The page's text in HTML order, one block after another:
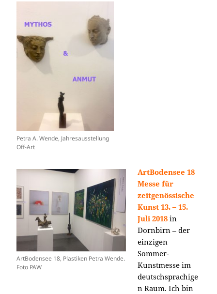
Petra A. Wende, Jahresausstellung
Off-Art
ArtBodensee 18, Plastiken Petra Wende.
Foto PAW
ArtBodensee 18
Messe für
zeitgenössische
Kunst13. – 15.
Juli 2018in
Dornbirn – der
einzigen
Sommer-
Kunstmesse im
deutschsprachige
n Raum. Ich bin